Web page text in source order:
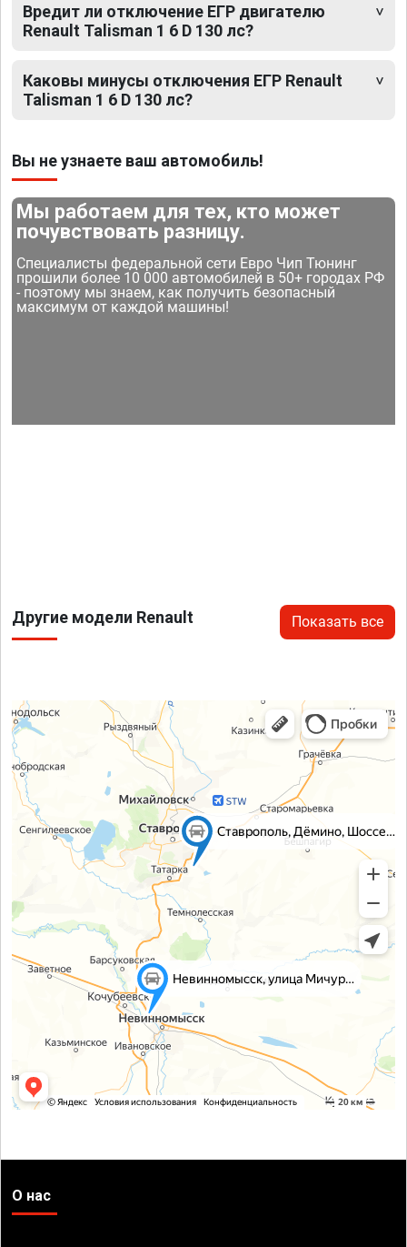
Вредит ли отключение ЕГР двигателю
Renault Talisman 1 6 D 130 лс?
Каковы минусы отключения ЕГР Renault
Talisman 1 6 D 130 лс?
Вы не узнаете ваш автомобиль!
Мы работаем для тех, кто может
почувствовать разницу.
Специалисты федеральной сети Евро Чип Тюнинг
прошили более 10 000 автомобилей в 50+ городах РФ
- поэтому мы знаем, как получить безопасный
максимум от каждой машины!
Другие модели Renault Показать все
О нас